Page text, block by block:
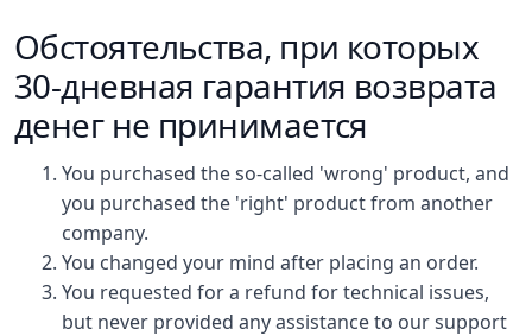
Обстоятельства, при которых
30-дневная гарантия возврата
денег не принимается
You purchased the so-called 'wrong' product, and
you purchased the 'right' product from another
company.
You changed your mind after placing an order.
You requested for a refund for technical issues,
but never provided any assistance to our support